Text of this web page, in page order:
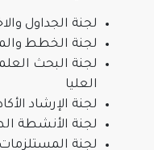
لجنة الجداول
لجنة الخطط
لجنة البحث
العليا
لجنة الإرشاد
لجنة الأنشطة
لجنة